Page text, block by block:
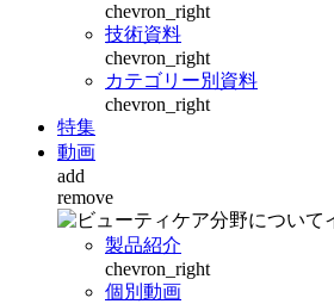
chevron_right
技術資料
chevron_right
カテゴリー別資料
chevron_right
特集
動画
add
remove
製品紹介
chevron_right
個別動画